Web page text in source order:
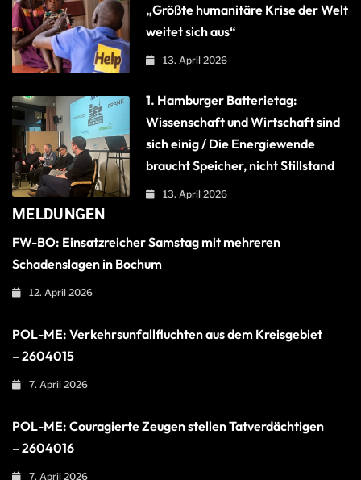
„Größte humanitäre Krise der Welt
weitet sich aus“
13. April 2026
1. Hamburger Batterietag:
Wissenschaft und Wirtschaft sind
sich einig / Die Energiewende
braucht Speicher, nicht Stillstand
13. April 2026
MELDUNGEN
FW-BO: Einsatzreicher Samstag mit mehreren
Schadenslagen in Bochum
12. April 2026
POL-ME: Verkehrsunfallfluchten aus dem Kreisgebiet
– 2604015
7. April 2026
POL-ME: Couragierte Zeugen stellen Tatverdächtigen
– 2604016
7. April 2026